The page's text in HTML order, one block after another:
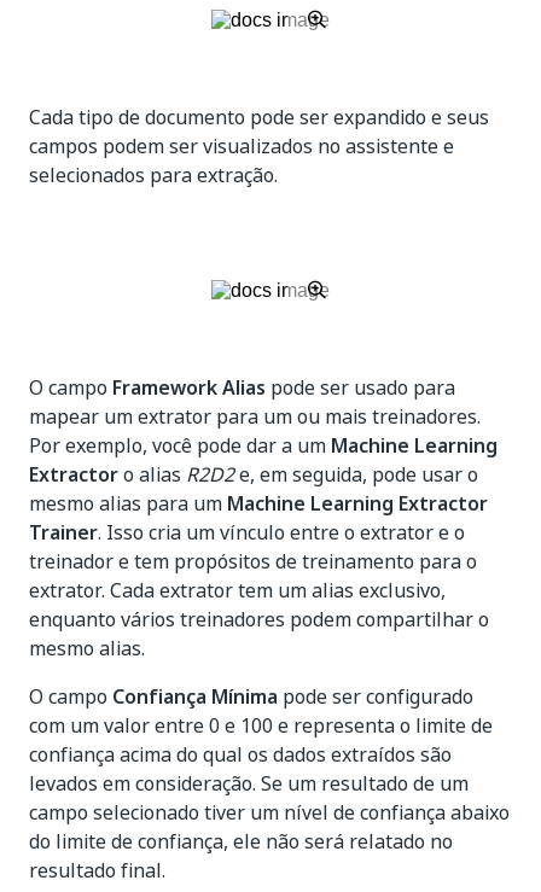
Cada tipo de documento pode ser expandido e seus
campos podem ser visualizados no assistente e
selecionados para extração.
O campo Framework Alias pode ser usado para
mapear um extrator para um ou mais treinadores.
Por exemplo, você pode dar a um Machine Learning
Extractoro alias R2D2e, em seguida, pode usar o
mesmo alias para um Machine Learning Extractor
Trainer. Isso cria um vínculo entre o extrator e o
treinador e tem propósitos de treinamento para o
extrator. Cada extrator tem um alias exclusivo,
enquanto vários treinadores podem compartilhar o
mesmo alias.
O campo Confiança Mínima pode ser configurado
com um valor entre 0 e 100 e representa o limite de
confiança acima do qual os dados extraídos são
levados em consideração. Se um resultado de um
campo selecionado tiver um nível de confiança abaixo
do limite de confiança, ele não será relatado no
resultado final.